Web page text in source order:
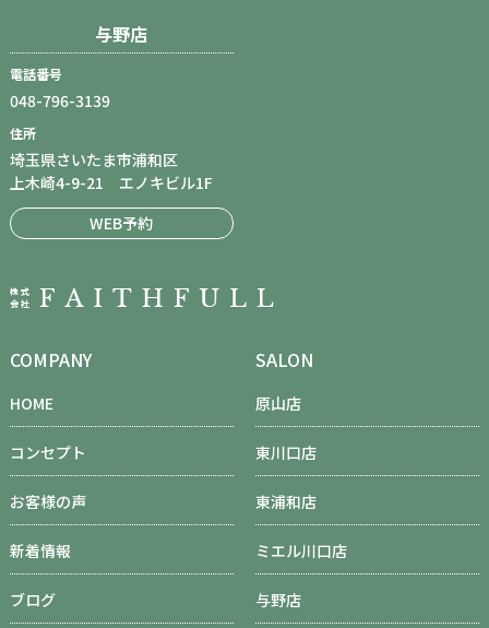
与野店
電話番号
048-796-3139
住所
埼玉県さいたま市浦和区
上木崎4-9-21 エノキビル1F
WEB予約
COMPANY
HOME
コンセプト
お客様の声
新着情報
ブログ
SALON
原山店
東川口店
東浦和店
ミエル川口店
与野店